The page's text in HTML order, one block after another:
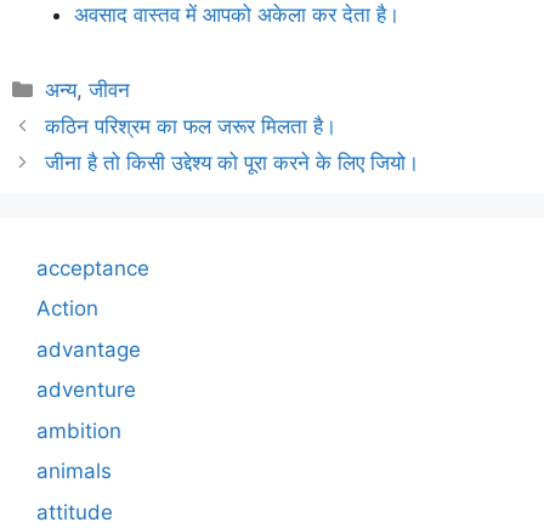
अवसाद वास्तव में आपको अकेला कर देता है।
Categories
अन्य,जीवन
कठिन परिश्रम का फल जरूर मिलता है।
जीना है तो किसी उद्देश्य को पूरा करने के लिए जियो।
acceptance
Action
advantage
adventure
ambition
animals
attitude